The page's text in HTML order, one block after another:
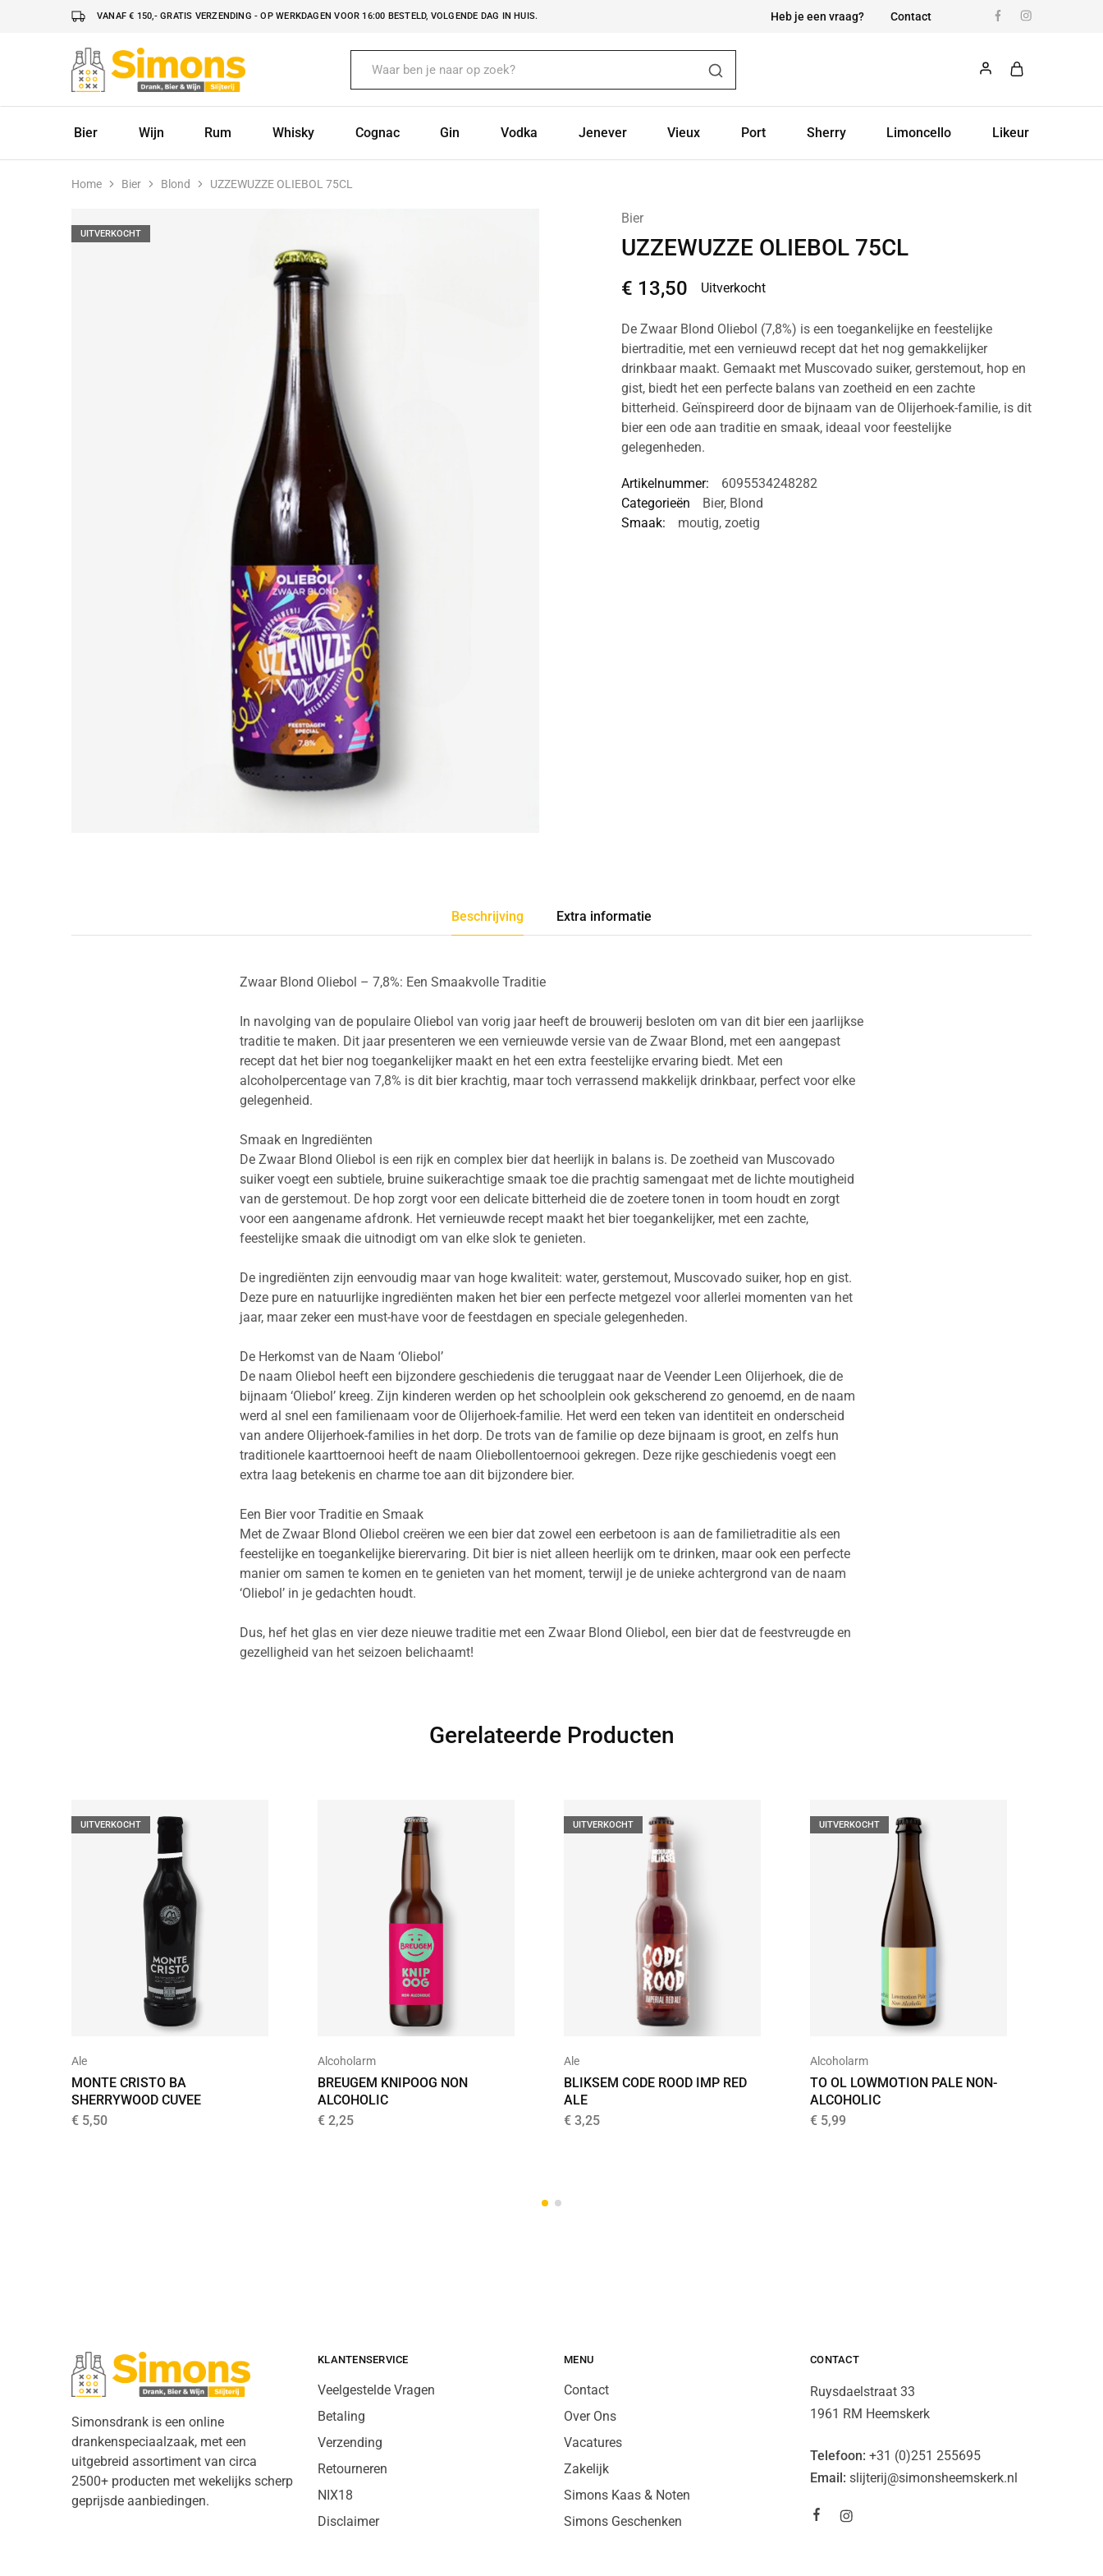
VANAF € 150,- GRATIS VERZENDING - OP WERKDAGEN VOOR 16:00 BESTELD, VOLGENDE DAG IN HUIS. Heb je een vraag? Contact
Simonsdrank.nl
Drank,
Bier
Bier
Wijn Rum Whisky Cognac Gin Vodka Jenever Vieux Port Sherry Limoncello Likeur
Home Bier Blond UZZEWUZZE OLIEBOL 75CL
UITVERKOCHT
Bier
UZZEWUZZE OLIEBOL 75CL
€ 13,50 Uitverkocht
De Zwaar Blond Oliebol (7,8%) is een toegankelijke en feestelijke
biertraditie, met een vernieuwd recept dat het nog gemakkelijker
drinkbaar maakt. Gemaakt met Muscovado suiker, gerstemout, hop en
gist, biedt het een perfecte balans van zoetheid en een zachte
bitterheid. Geïnspireerd door de bijnaam van de Olijerhoek-familie, is dit
bier een ode aan traditie en smaak, ideaal voor feestelijke
gelegenheden.
Artikelnummer:
6095534248282
Categorieën
Bier, Blond
Smaak:
moutig, zoetig
Beschrijving Extra informatie
Zwaar Blond Oliebol – 7,8%: Een Smaakvolle Traditie
In navolging van de populaire Oliebol van vorig jaar heeft de brouwerij besloten om van dit bier een jaarlijkse
traditie te maken. Dit jaar presenteren we een vernieuwde versie van de Zwaar Blond, met een aangepast
recept dat het bier nog toegankelijker maakt en het een extra feestelijke ervaring biedt. Met een
alcoholpercentage van 7,8% is dit bier krachtig, maar toch verrassend makkelijk drinkbaar, perfect voor elke
gelegenheid.
Smaak en Ingrediënten
De Zwaar Blond Oliebol is een rijk en complex bier dat heerlijk in balans is. De zoetheid van Muscovado
suiker voegt een subtiele, bruine suikerachtige smaak toe die prachtig samengaat met de lichte moutigheid
van de gerstemout. De hop zorgt voor een delicate bitterheid die de zoetere tonen in toom houdt en zorgt
voor een aangename afdronk. Het vernieuwde recept maakt het bier toegankelijker, met een zachte,
feestelijke smaak die uitnodigt om van elke slok te genieten.
De ingrediënten zijn eenvoudig maar van hoge kwaliteit: water, gerstemout, Muscovado suiker, hop en gist.
Deze pure en natuurlijke ingrediënten maken het bier een perfecte metgezel voor allerlei momenten van het
jaar, maar zeker een must-have voor de feestdagen en speciale gelegenheden.
De Herkomst van de Naam ‘Oliebol’
De naam Oliebol heeft een bijzondere geschiedenis die teruggaat naar de Veender Leen Olijerhoek, die de
bijnaam ‘Oliebol’ kreeg. Zijn kinderen werden op het schoolplein ook gekscherend zo genoemd, en de naam
werd al snel een familienaam voor de Olijerhoek-familie. Het werd een teken van identiteit en onderscheid
van andere Olijerhoek-families in het dorp. De trots van de familie op deze bijnaam is groot, en zelfs hun
traditionele kaarttoernooi heeft de naam Oliebollentoernooi gekregen. Deze rijke geschiedenis voegt een
extra laag betekenis en charme toe aan dit bijzondere bier.
Een Bier voor Traditie en Smaak
Met de Zwaar Blond Oliebol creëren we een bier dat zowel een eerbetoon is aan de familietraditie als een
feestelijke en toegankelijke bierervaring. Dit bier is niet alleen heerlijk om te drinken, maar ook een perfecte
manier om samen te komen en te genieten van het moment, terwijl je de unieke achtergrond van de naam
‘Oliebol’ in je gedachten houdt.
Dus, hef het glas en vier deze nieuwe traditie met een Zwaar Blond Oliebol, een bier dat de feestvreugde en
gezelligheid van het seizoen belichaamt!
Gerelateerde Producten
UITVERKOCHT
Ale
MONTE CRISTO BA
SHERRYWOOD CUVEE
€ 5,50
Alcoholarm
BREUGEM KNIPOOG NON
ALCOHOLIC
€ 2,25
UITVERKOCHT
Ale
BLIKSEM CODE ROOD IMP RED
ALE
€ 3,25
UITVERKOCHT
Alcoholarm
TO OL LOWMOTION PALE NON-
ALCOHOLIC
€ 5,99
Simonsdrank is een online
drankenspeciaalzaak, met een
uitgebreid assortiment van circa
2500+ producten met wekelijks scherp
geprijsde aanbiedingen.
KLANTENSERVICE
Veelgestelde Vragen
Betaling
Verzending
Retourneren
NIX18
Disclaimer
MENU
Contact
Over Ons
Vacatures
Zakelijk
Simons Kaas & Noten
Simons Geschenken
CONTACT
Ruysdaelstraat 33
1961 RM Heemskerk
Telefoon: +31 (0)251 255695
Email: slijterij@simonsheemskerk.nl